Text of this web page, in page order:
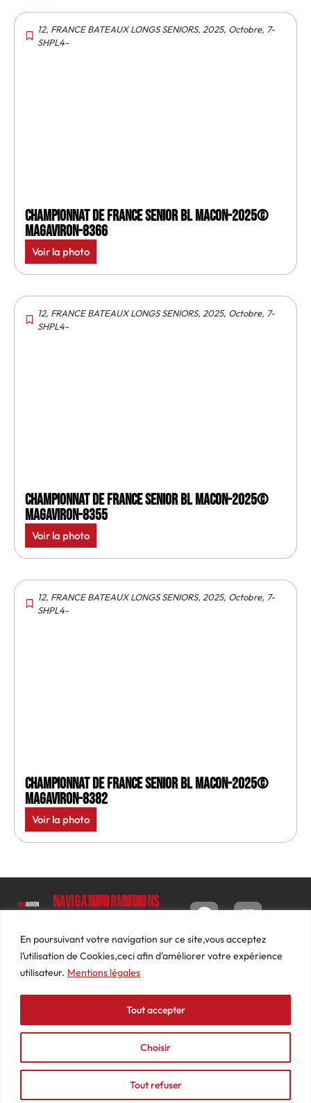
En poursuivant votre navigation sur ce site,vous acceptez
l’utilisation de Cookies,ceci afin d'améliorer votre expérience
utilisateur. Mentions légales
Choisir
Tout refuser
Tout accepter
12, FRANCE BATEAUX LONGS SENIORS, 2025, Octobre, 7-
SHPL4-
Championnat de France senior BL Macon-2025©
MagAviron-8366
Voir la photo
12, FRANCE BATEAUX LONGS SENIORS, 2025, Octobre, 7-
SHPL4-
Championnat de France senior BL Macon-2025©
MagAviron-8355
Voir la photo
12, FRANCE BATEAUX LONGS SENIORS, 2025, Octobre, 7-
SHPL4-
Championnat de France senior BL Macon-2025©
MagAviron-8382
Voir la photo
Luc
Barbier
69640
74
87
contact@mediasaviron.fr
Navigation
Le
Magazine
Photos
Actualités
Podcasts
Informations
Conditions
générales
de ventes
Mentions
légales
Mon
Tableau
de bord
Commandes
Adresses
Détails
du
compte